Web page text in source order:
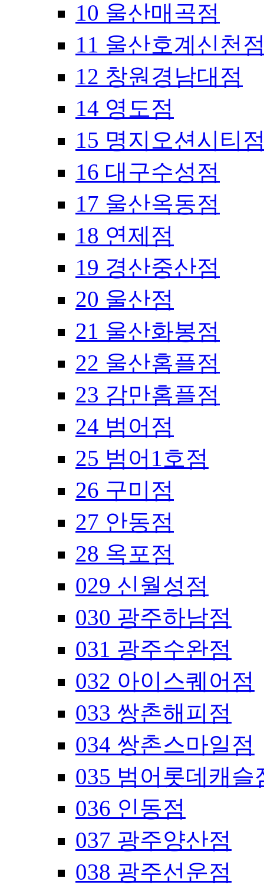
10 울산매곡점
11 울산호계신천
12 창원경남대점
14 영도점
15 명지오션시티
16 대구수성점
17 울산옥동점
18 연제점
19 경산중산점
20 울산점
21 울산화봉점
22 울산홈플점
23 감만홈플점
24 범어점
25 범어1호점
26 구미점
27 안동점
28 옥포점
029 신월성점
030 광주하남점
031 광주수완점
032 아이스퀘어점
033 쌍촌해피점
034 쌍촌스마일점
035 범어롯데캐슬
036 인동점
037 광주양산점
038 광주선운점